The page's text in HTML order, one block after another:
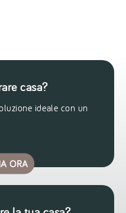
casa?
ideale con un
ORA